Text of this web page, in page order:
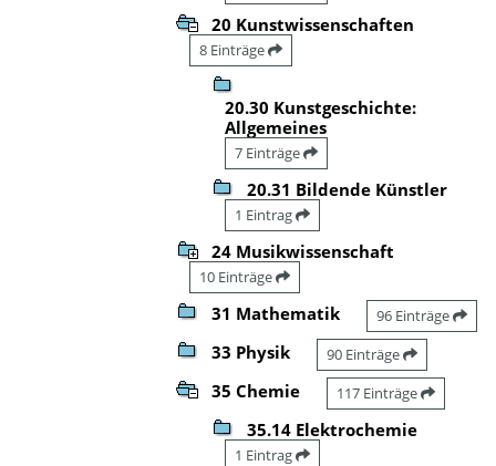
20 Kunstwissenschaften
8 Einträge
20.30 Kunstgeschichte:
Allgemeines
7 Einträge
20.31 Bildende Künstler
1 Eintrag
24 Musikwissenschaft
10 Einträge
31 Mathematik 96 Einträge
33 Physik 90 Einträge
35 Chemie 117 Einträge
35.14 Elektrochemie
1 Eintrag